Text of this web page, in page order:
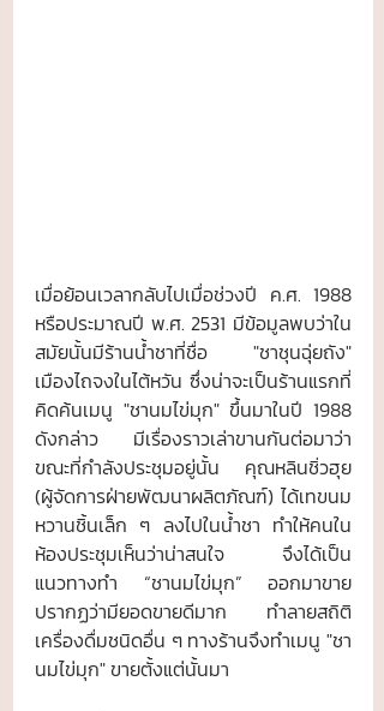
เมื่อย้อนเวลากลับไปเมื่อช่วงปี ค.ศ. 1988
หรือประมาณปี พ.ศ. 2531 มีข้อมูลพบว่าใน
สมัยนั้นมีร้านน้ำชาที่ชื่อ "ชาชุนฉุ่ยถัง"
เมืองไถจงในไต้หวัน ซึ่งน่าจะเป็นร้านแรกที่
คิดค้นเมนู "ชานมไข่มุก" ขึ้นมาในปี 1988
ดังกล่าว มีเรื่องราวเล่าขานกันต่อมาว่า
ขณะที่กำลังประชุมอยู่นั้น คุณหลินชิ่วฮุย
(ผู้จัดการฝ่ายพัฒนาผลิตภัณฑ์) ได้เทขนม
หวานชิ้นเล็ก ๆ ลงไปในน้ำชา ทำให้คนใน
ห้องประชุมเห็นว่าน่าสนใจ จึงได้เป็น
แนวทางทำ “ชานมไข่มุก” ออกมาขาย
ปรากฏว่ามียอดขายดีมาก ทำลายสถิติ
เครื่องดื่มชนิดอื่น ๆ ทางร้านจึงทำเมนู "ชา
นมไข่มุก" ขายตั้งแต่นั้นมา